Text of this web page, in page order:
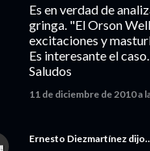
Es en verdad de
gringa. "El Orson
excitaciones y
Es interesante el
Saludos
11 de diciembre de 2010 a
Ernesto Diezmartínez